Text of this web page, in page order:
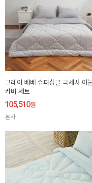
그레이 베베 슈퍼싱글 극세사 이
커버 세트
105,510원
본사